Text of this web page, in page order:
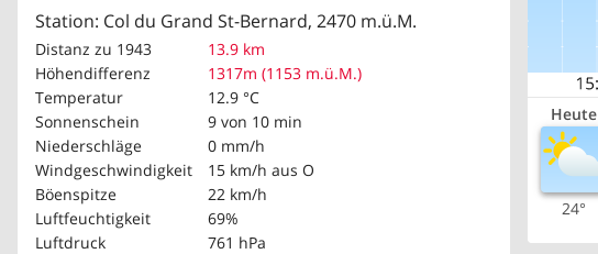
Station: Col du Grand St-Bernard, 2470 m.ü.M.
Distanz zu 1943
13.9 km
Höhendifferenz
1317m (1153 m.ü.M.)
Temperatur
12.9 °C
Sonnenschein
9 von 10 min
Niederschläge
0 mm/h
Windgeschwindigkeit
15 km/h aus O
Böenspitze
22 km/h
Luftfeuchtigkeit
69%
Luftdruck
761 hPa
Heute
24°